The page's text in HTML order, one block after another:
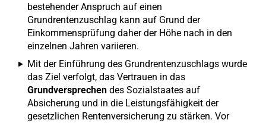
bestehender Anspruch auf einen
Grundrentenzuschlag kann auf Grund der
Einkommensprüfung daher der Höhe nach in den
einzelnen Jahren variieren.
Mit der Einführung des Grundrentenzuschlags wurde
das Ziel verfolgt, das Vertrauen in das
Grundversprechen des Sozialstaates auf
Absicherung und in die Leistungsfähigkeit der
gesetzlichen Rentenversicherung zu stärken. Vor